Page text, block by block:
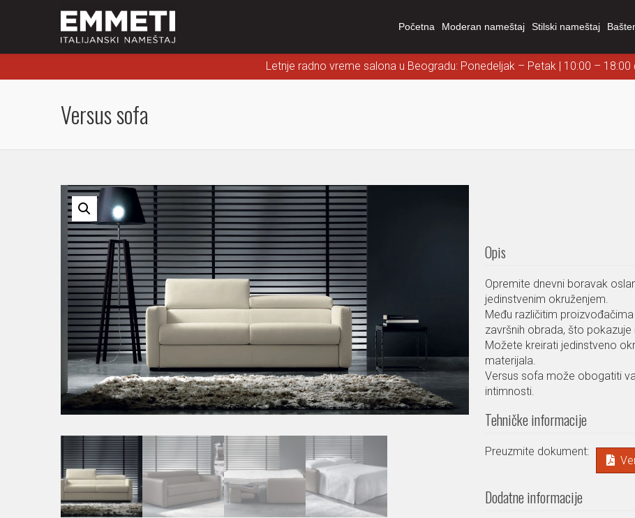
Početna Moderan nameštaj Stilski nameštaj
Letnje radno vreme salona u Beogradu: Ponedeljak – Petak | 10:00 – 18:00
Versus sofa
Opis
Opremite dnevni boravak
jedinstvenim okruženjem.
Među različitim
završnih obrada, što
Možete kreirati jedinstveno
materijala.
Versus sofa može obogatiti
intimnosti.
Tehničke informacije
Preuzmite dokument:
Dodatne informacije